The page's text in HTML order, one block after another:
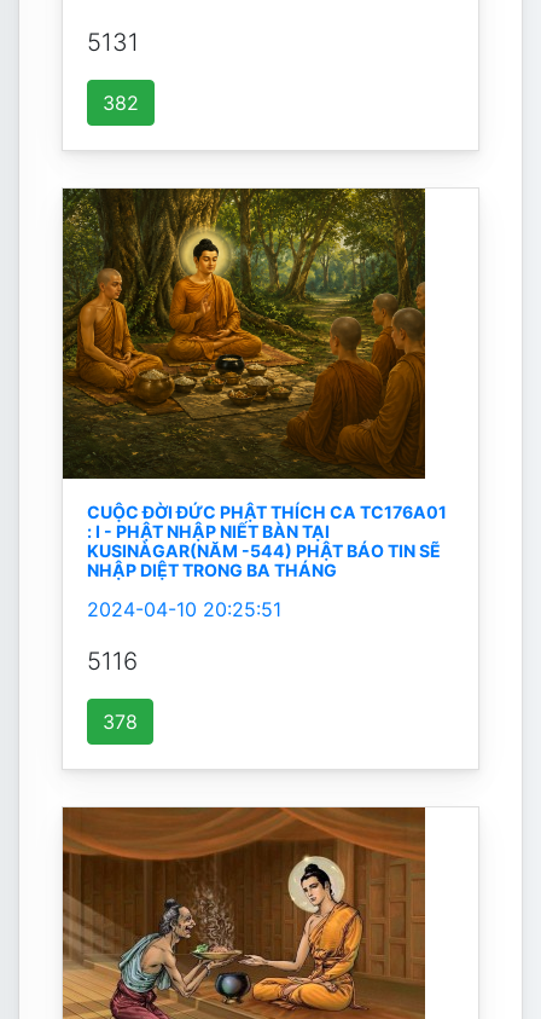
5131
382
CUỘC ĐỜI ĐỨC PHẬT THÍCH CA TC176A01
: I - PHẬT NHẬP NIẾT BÀN TẠI
KUSINÀGAR(NĂM -544) PHẬT BÁO TIN SẼ
NHẬP DIỆT TRONG BA THÁNG
2024-04-10 20:25:51
5116
378